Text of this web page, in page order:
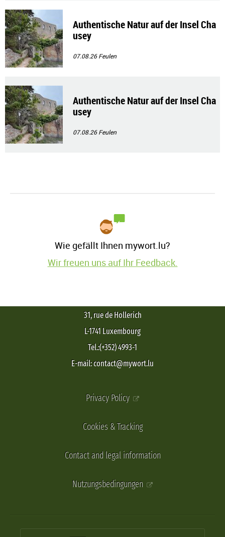
Authentische Natur auf der Insel Cha
usey
07.08.26Feulen
Authentische Natur auf der Insel Cha
usey
07.08.26Feulen
Wie gefällt Ihnen mywort.lu?
Wir freuen uns auf Ihr Feedback.
31, rue de Hollerich
L-1741 Luxembourg
Tel.:(+352) 4993-1
E-mail: contact@mywort.lu
Privacy Policy
Cookies & Tracking
Contact and legal information
Nutzungsbedingungen